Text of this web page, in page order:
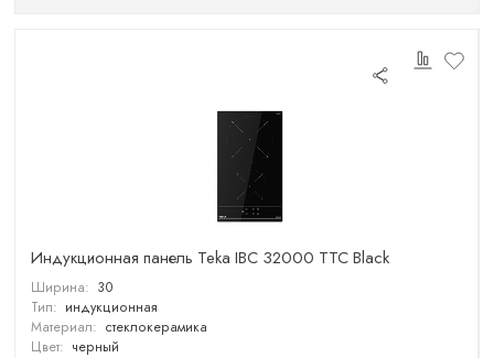
Индукционная панель Teka IBC 32000 TTC Black
Ширина: 30
Тип: индукционная
Материал: стеклокерамика
Цвет: черный